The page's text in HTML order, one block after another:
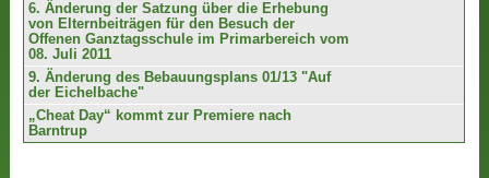
6. Änderung der Satzung über die Erhebung
von Elternbeiträgen für den Besuch der
Offenen Ganztagsschule im Primarbereich vom
08. Juli 2011
9. Änderung des Bebauungsplans 01/13 "Auf
der Eichelbache"
„Cheat Day“ kommt zur Premiere nach
Barntrup